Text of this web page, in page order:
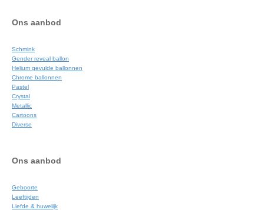
Ons aanbod
Schmink
Gender reveal ballon
Helium gevulde ballonnen
Chrome ballonnen
Pastel
Crystal
Metallic
Cartoons
Diverse
Ons aanbod
Geboorte
Leeftijden
Liefde & huwelijk